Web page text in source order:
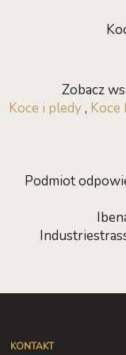
Zobacz
Koce i pledy, Koce
Podmiot
KONTAKT